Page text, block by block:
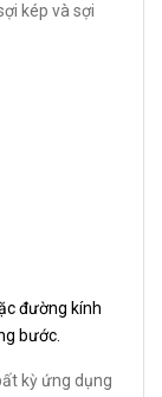
kép và sợi
đường kính
bước.
kỳ ứng dụng